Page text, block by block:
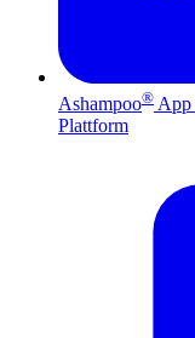
Ashampoo® App
Plattform